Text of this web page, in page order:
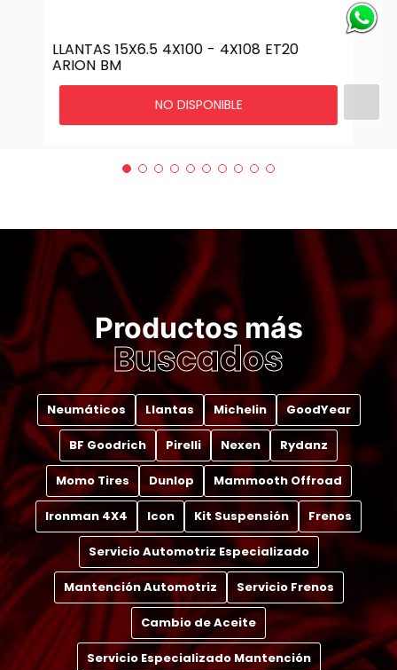
LLANTAS 15X6.5 4X100 - 4X108 ET20
ARION BM
NO DISPONIBLE
Productos más
Buscados
Neumáticos Llantas Michelin GoodYear
BF Goodrich Pirelli Nexen Rydanz
Momo Tires Dunlop Mammooth Offroad
Ironman 4X4 Icon Kit Suspensión Frenos
Servicio Automotriz Especializado
Mantención Automotriz Servicio Frenos
Cambio de Aceite
Servicio Especializado Mantención